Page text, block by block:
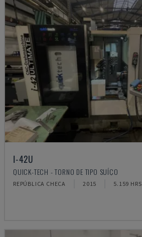
I-42U
QUICK-TECH - TORNO DE TIPO SUÍÇO
REPÚBLICA CHECA 2015 5.159 HRS